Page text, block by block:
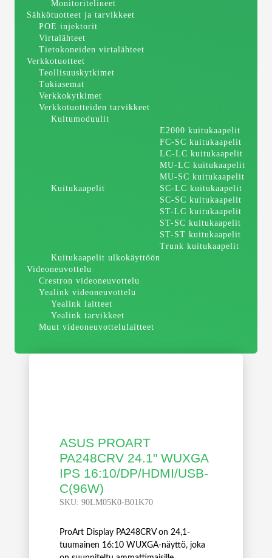
Monitoritelineet
Sähkötuotteet ja tarvikkeet
POE injektorit
Virtalähteet
Tietokoneiden virtalähteet
Verkkotuotteet
Teollisuuskytkimet
Tukiasemat
Verkkokytkimet
Verkkotuotteiden tarvikkeet
Kuitumoduulit
Kuitukaapelit
E2000 kuitukaapelit
FC-SC kuitukaapelit
LC-LC kuitukaapelit
MU-LC kuitukaapelit
MU-SC kuitukaapelit
SC-LC kuitukaapelit
SC-SC kuitukaapelit
ST-LC kuitukaapelit
ST-SC kuitukaapelit
ST-ST kuitukaapelit
Trunk kuitukaapelit
Kuitukaapelit ulkokäyttöön
Videoneuvottelu
Crestron videoneuvottelu
Yealink videoneuvottelu
Yealink laitteet
Yealink tarvikkeet
Muut videoneuvottelulaitteet
ASUS PROART
PA248CRV 24.1" WUXGA
IPS 16:10/DP/HDMI/USB-
C(96W)
SKU: 90LM05K0-B01K70
ProArt Display PA248CRV on 24,1-
tuumainen 16:10 WUXGA-näyttö, joka